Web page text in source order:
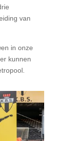
van
in onze
kunnen